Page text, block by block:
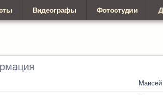
Видеографы Фотостудии
Маисей